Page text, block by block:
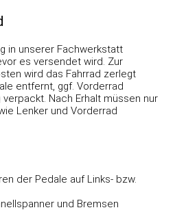
in unserer Fachwerkstatt
es versendet wird. Zur
wird das Fahrrad zerlegt
entfernt, ggf. Vorderrad
Nach Erhalt müssen nur
Lenker und Vorderrad
der Pedale auf Links- bzw.
und Bremsen